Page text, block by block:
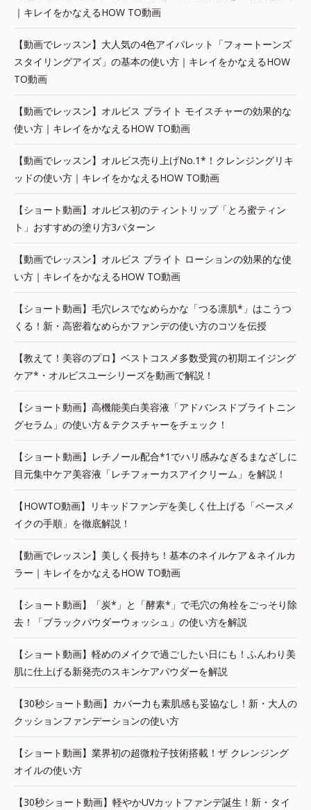
｜キレイをかなえるHOW TO動画
【動画でレッスン】大人気の4色アイパレット「フォートーンズ
スタイリングアイズ」の基本の使い方｜キレイをかなえるHOW
TO動画
【動画でレッスン】オルビス ブライト モイスチャーの効果的な
使い方｜キレイをかなえるHOW TO動画
【動画でレッスン】オルビス売り上げNo.1*！クレンジングリキ
ッドの使い方｜キレイをかなえるHOW TO動画
【ショート動画】オルビス初のティントリップ「とろ蜜ティン
ト」おすすめの塗り方3パターン
【動画でレッスン】オルビス ブライト ローションの効果的な使
い方｜キレイをかなえるHOW TO動画
【ショート動画】毛穴レスでなめらかな「つる凛肌*」はこうつ
くる！新・高密着なめらかファンデの使い方のコツを伝授
【教えて！美容のプロ】ベストコスメ多数受賞の初期エイジング
ケア*・オルビスユーシリーズを動画で解説！
【ショート動画】高機能美白美容液「アドバンスドブライトニン
グセラム」の使い方＆テクスチャーをチェック！
【ショート動画】レチノール配合*1でハリ感みなぎるまなざしに
目元集中ケア美容液「レチフォーカスアイクリーム」を解説！
【HOWTO動画】リキッドファンデを美しく仕上げる「ベースメ
イクの手順」を徹底解説！
【動画でレッスン】美しく長持ち！基本のネイルケア＆ネイルカ
ラー｜キレイをかなえるHOW TO動画
【ショート動画】「炭*」と「酵素*」で毛穴の角栓をごっそり除
去！「ブラックパウダーウォッシュ」の使い方を解説
【ショート動画】軽めのメイクで過ごしたい日にも！ふんわり美
肌に仕上げる新発売のスキンケアパウダーを解説
【30秒ショート動画】カバー力も素肌感も妥協なし！新・大人の
クッションファンデーションの使い方
【ショート動画】業界初の超微粒子技術搭載！ザ クレンジング
オイルの使い方
【30秒ショート動画】軽やかUVカットファンデ誕生！新・タイ